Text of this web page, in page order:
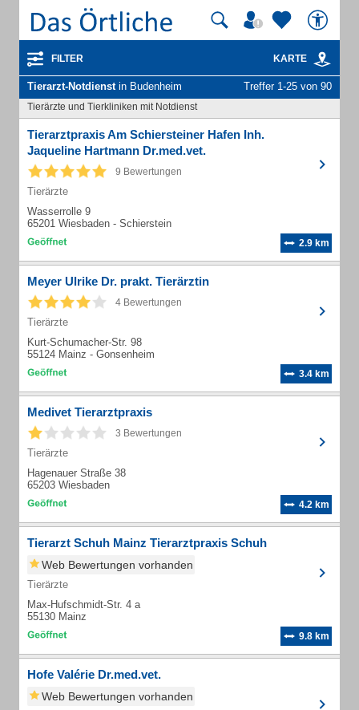
FILTER KARTE
Tierarzt-Notdienstin Budenheim Treffer 1-25 von 90
Tierärzte und Tierkliniken mit Notdienst
Tierarztpraxis Am Schiersteiner Hafen Inh.
Jaqueline Hartmann Dr.med.vet.
9 Bewertungen
Tierärzte
Wasserrolle 9
65201 Wiesbaden - Schierstein
2.9 km
Meyer Ulrike Dr. prakt. Tierärztin
4 Bewertungen
Tierärzte
Kurt-Schumacher-Str. 98
55124 Mainz - Gonsenheim
3.4 km
Medivet Tierarztpraxis
3 Bewertungen
Tierärzte
Hagenauer Straße 38
65203 Wiesbaden
4.2 km
Tierarzt Schuh Mainz Tierarztpraxis Schuh
Web Bewertungen vorhanden
Tierärzte
Max-Hufschmidt-Str. 4 a
55130 Mainz
9.8 km
Hofe Valérie Dr.med.vet.
Web Bewertungen vorhanden